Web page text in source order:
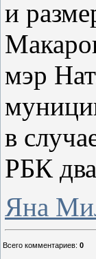
и
мэр
в
РБК
Яна
Всего комментариев: 0